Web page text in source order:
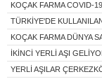
KOÇAK FARMA COVID-
TÜRKİYE'DE
KOÇAK FARMA DÜNYA
İKİNCİ YERLİ AŞI
YERLİ AŞILAR